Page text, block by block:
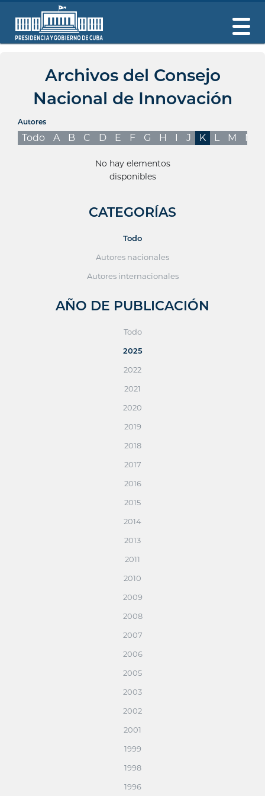
Archivos del Consejo
Nacional de Innovación
Autores
Todo A B C D E F G H I J K L M N
No hay elementos
disponibles
CATEGORÍAS
Todo
Autores nacionales
Autores internacionales
AÑO DE PUBLICACIÓN
Todo
2025
2022
2021
2020
2019
2018
2017
2016
2015
2014
2013
2011
2010
2009
2008
2007
2006
2005
2003
2002
2001
1999
1998
1996